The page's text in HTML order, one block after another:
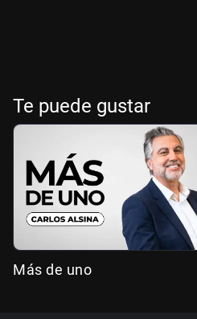
Te puede gustar
Más de uno